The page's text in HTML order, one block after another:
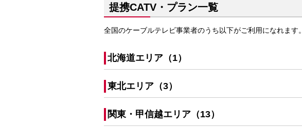
提携CATV・プラン一覧
全国のケーブルテレビ事業者のうち以下がご利用になれます。
北海道エリア（1）
東北エリア（3）
関東・甲信越エリア（13）